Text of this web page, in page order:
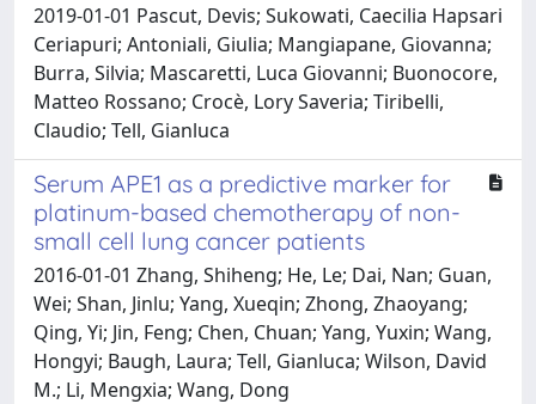
2019-01-01 Pascut, Devis; Sukowati, Caecilia Hapsari
Ceriapuri; Antoniali, Giulia; Mangiapane, Giovanna;
Burra, Silvia; Mascaretti, Luca Giovanni; Buonocore,
Matteo Rossano; Crocè, Lory Saveria; Tiribelli,
Claudio; Tell, Gianluca
Serum APE1 as a predictive marker for
platinum-based chemotherapy of non-
small cell lung cancer patients
2016-01-01 Zhang, Shiheng; He, Le; Dai, Nan; Guan,
Wei; Shan, Jinlu; Yang, Xueqin; Zhong, Zhaoyang;
Qing, Yi; Jin, Feng; Chen, Chuan; Yang, Yuxin; Wang,
Hongyi; Baugh, Laura; Tell, Gianluca; Wilson, David
M.; Li, Mengxia; Wang, Dong